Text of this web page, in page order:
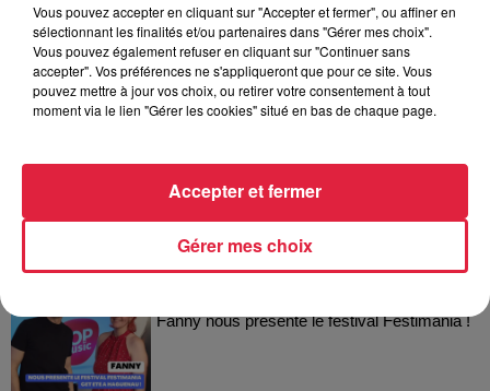
Dans la même série
Thierry du Domaine Wunsch et
Thierry du Domaine Wunsch et Mann à
Wettolsheim !
Fanny nous présente le festival
Fanny nous présente le festival Festimania !
Vous pouvez accepter en cliquant sur "Accepter et fermer", ou affiner en
sélectionnant les finalités et/ou partenaires dans "Gérer mes choix".
Vous pouvez également refuser en cliquant sur "Continuer sans
accepter". Vos préférences ne s'appliqueront que pour ce site. Vous
pouvez mettre à jour vos choix, ou retirer votre consentement à tout
moment via le lien "Gérer les cookies" situé en bas de chaque page.
Gérer mes choix
Accepter et fermer